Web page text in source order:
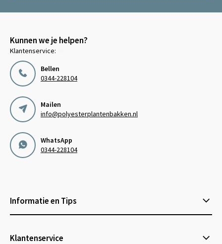
Kunnen we je helpen?
Klantenservice:
Bellen
0344-228104
Mailen
info@polyesterplantenbakken.nl
WhatsApp
0344-228104
Informatie en Tips
Klantenservice